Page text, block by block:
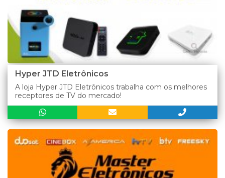
Hyper JTD Eletrônicos
A loja Hyper JTD Eletrônicos trabalha com os melhores
receptores de TV do mercado!